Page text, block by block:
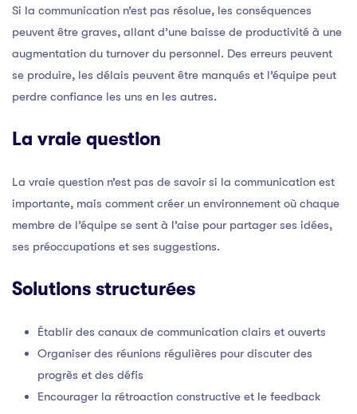
Si la communication n’est pas résolue, les conséquences
peuvent être graves, allant d’une baisse de productivité à une
augmentation du turnover du personnel. Des erreurs peuvent
se produire, les délais peuvent être manqués et l’équipe peut
perdre confiance les uns en les autres.
La vraie question
La vraie question n’est pas de savoir si la communication est
importante, mais comment créer un environnement où chaque
membre de l’équipe se sent à l’aise pour partager ses idées,
ses préoccupations et ses suggestions.
Solutions structurées
Établir des canaux de communication clairs et ouverts
Organiser des réunions régulières pour discuter des
progrès et des défis
Encourager la rétroaction constructive et le feedback